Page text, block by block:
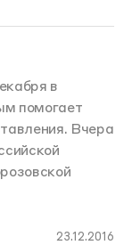
в
помогает
Вчера
23.12.2016